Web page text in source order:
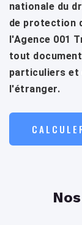
nationale du
de protection
l'Agence 001
tout
particuliers et
l'étranger.